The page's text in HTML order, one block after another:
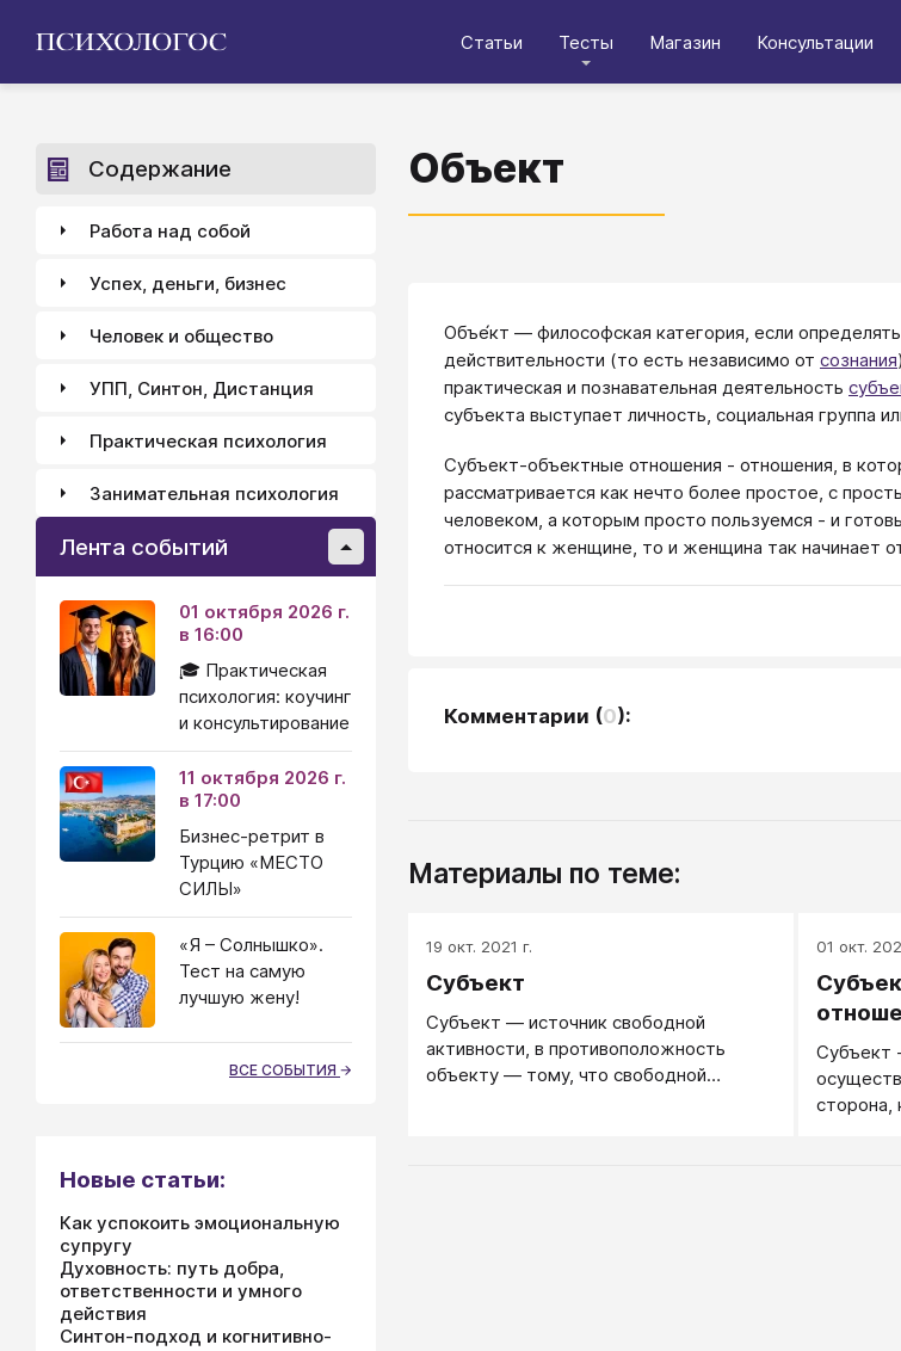
Статьи Тесты Магазин Консультации
Объект
Объе́кт — философская категория, если
действительности (то есть независимо от сознания
практическая и познавательная деятельность
субъекта выступает личность, социальная группа
Субъект-объектные отношения - отношения, в
рассматривается как нечто более простое, с
человеком, а которым просто пользуемся - и
относится к женщине, то и женщина так начинает
Комментарии (0):
Материалы по теме:
19 окт. 2021 г.
Субъект
Субъект — источник свободной
активности, в противоположность
объекту — тому, что свободной
01 окт.
Субъект
сторона,
Содержание
Работа над собой
Успех, деньги, бизнес
Человек и общество
УПП, Синтон, Дистанция
Практическая психология
Занимательная психология
Лента событий
01 октября 2026 г.
в 16:00
🎓 Практическая
психология: коучинг
и консультирование
11 октября 2026 г.
в 17:00
Бизнес-ретрит в
Турцию «МЕСТО
СИЛЫ»
«Я – Солнышко».
Тест на самую
лучшую жену!
ВСЕ СОБЫТИЯ
Новые статьи:
Как успокоить эмоциональную
супругу
Духовность: путь добра,
ответственности и умного
действия
Синтон-подход и когнитивно-